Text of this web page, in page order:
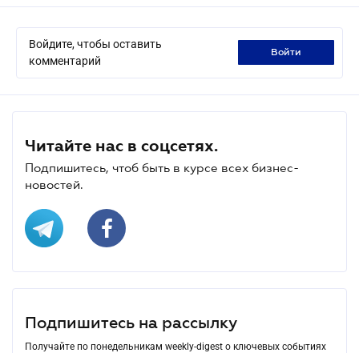
Войдите, чтобы оставить
комментарий
войти
Читайте нас в соцсетях.
Подпишитесь, чтоб быть в курсе всех бизнес-
новостей.
Подпишитесь на рассылку
Получайте по понедельникам weekly-digest о ключевых событиях